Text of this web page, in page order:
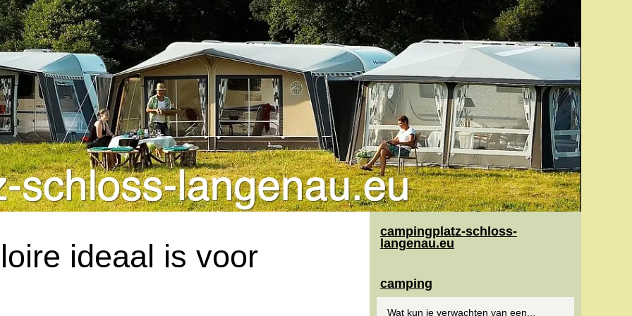
ideaal is voor
campingplatz-schloss-
langenau.eu
camping
Wat kun je verwachten van een...